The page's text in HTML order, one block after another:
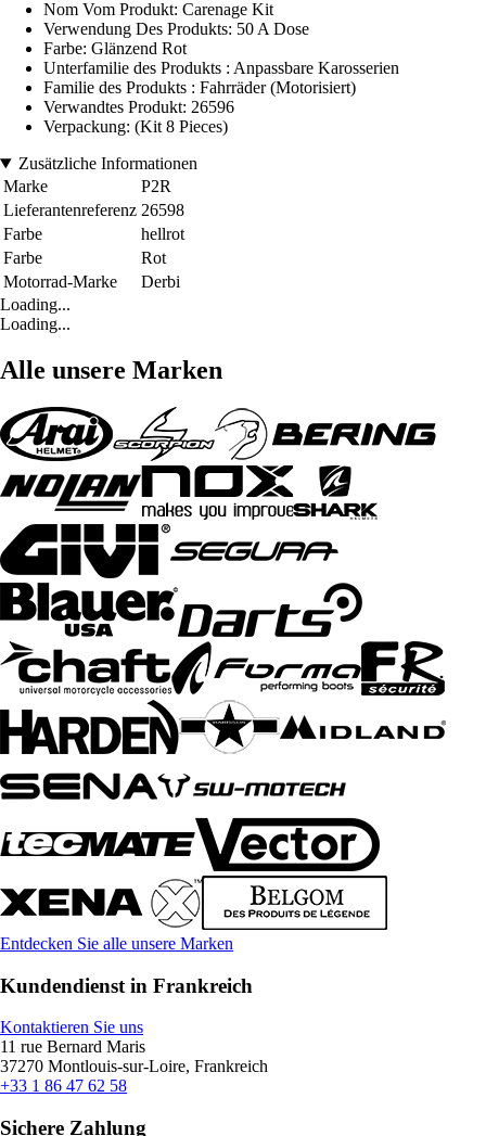
Nom Vom Produkt: Carenage Kit
Verwendung Des Produkts: 50 A Dose
Farbe: Glänzend Rot
Unterfamilie des Produkts : Anpassbare Karosserien
Familie des Produkts : Fahrräder (Motorisiert)
Verwandtes Produkt: 26596
Verpackung: (Kit 8 Pieces)
Zusätzliche Informationen
Marke
P2R
Lieferantenreferenz 26598
Farbe
hellrot
Farbe
Rot
Motorrad-Marke
Derbi
Loading...
Loading...
Alle unsere Marken
Entdecken Sie alle unsere Marken
Kundendienst in Frankreich
Kontaktieren Sie uns
11 rue Bernard Maris
37270 Montlouis-sur-Loire, Frankreich
+33 1 86 47 62 58
Sichere Zahlung